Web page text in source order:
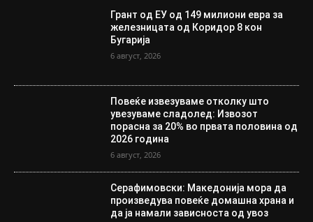
Грант од ЕУ од 149 милиони евра за
железницата од Коридор 8 кон
Бугарија
6 август, 2026
Повеќе извезуваме отколку што
увезуваме сладолед: Извозот
порасна за 20% во првата половина од
2026 година
6 август, 2026
Серафимовски: Македонија мора да
произведува повеќе домашна храна и
да ја намали зависноста од увоз